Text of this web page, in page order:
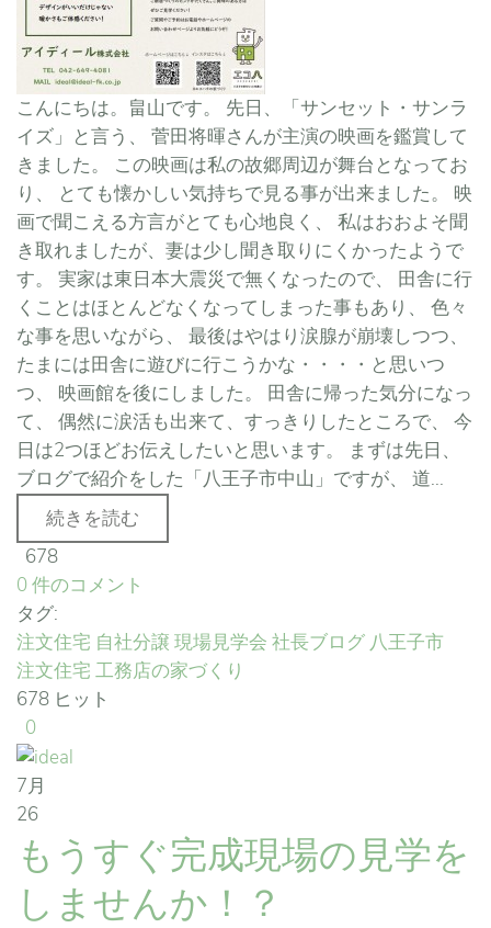
こんにちは。畠山です。 先日、「サンセット・サンラ
イズ」と言う、 菅田将暉さんが主演の映画を鑑賞して
きました。 この映画は私の故郷周辺が舞台となってお
り、 とても懐かしい気持ちで見る事が出来ました。 映
画で聞こえる方言がとても心地良く、 私はおおよそ聞
き取れましたが、妻は少し聞き取りにくかったようで
す。 実家は東日本大震災で無くなったので、 田舎に行
くことはほとんどなくなってしまった事もあり、 色々
な事を思いながら、 最後はやはり涙腺が崩壊しつつ、
たまには田舎に遊びに行こうかな・・・・と思いつ
つ、 映画館を後にしました。 田舎に帰った気分になっ
て、 偶然に涙活も出来て、すっきりしたところで、 今
日は2つほどお伝えしたいと思います。 まずは先日、
ブログで紹介をした「八王子市中山」ですが、 道...
続きを読む
678
0 件のコメント
タグ:
注文住宅 自社分譲 現場見学会 社長ブログ 八王子市
注文住宅 工務店の家づくり
678 ヒット
0
7月
26
もうすぐ完成現場の見学を
しませんか！？